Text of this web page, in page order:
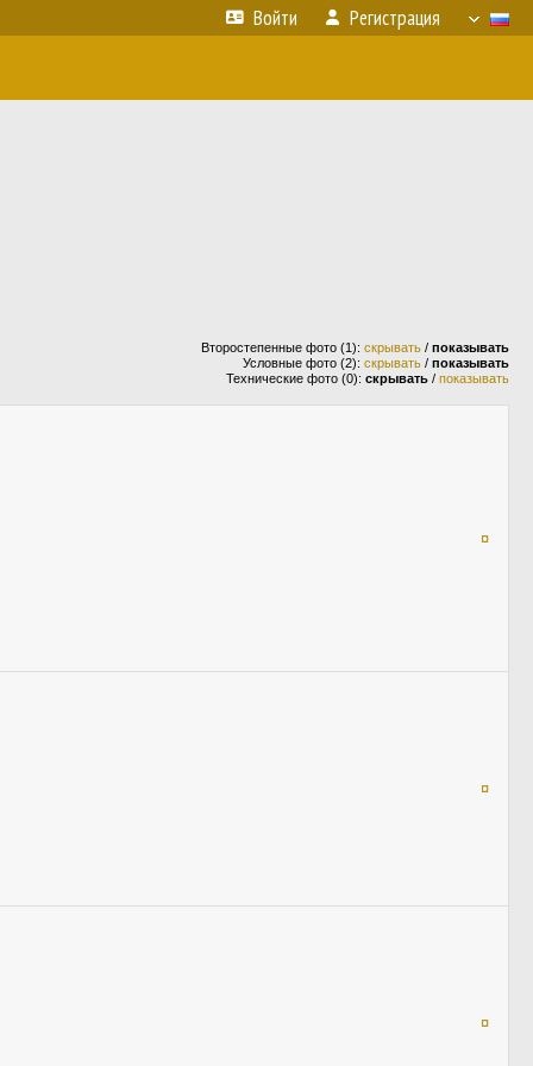
Войти Регистрация
Второстепенные фото (1): скрывать / показывать
Условные фото (2): скрывать / показывать
Технические фото (0): скрывать / показывать
¤
¤
¤